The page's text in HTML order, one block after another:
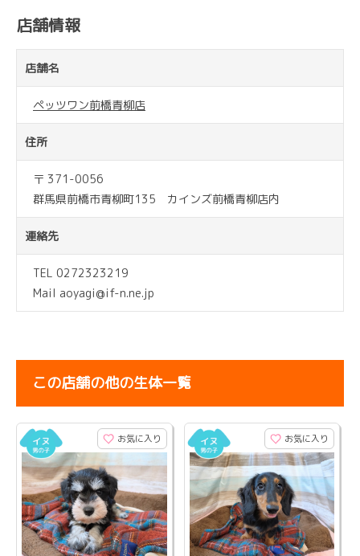
店舗情報
店舗名
ペッツワン前橋青柳店
住所
〒 371-0056
群馬県前橋市青柳町135 カインズ前橋青柳店内
連絡先
TEL 0272323219
Mail aoyagi@if-n.ne.jp
この店舗の他の生体一覧
お気に入り お気に入り